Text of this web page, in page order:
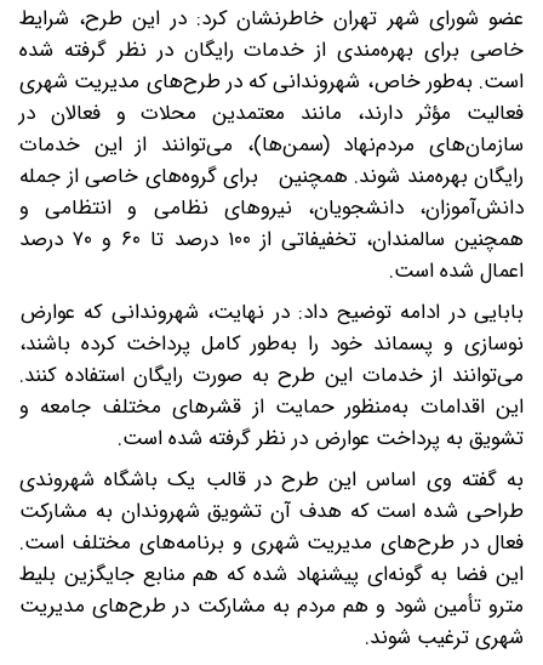
عضو شورای شهر تهران خاطرنشان کرد: در این طرح، شرایط
خاصی برای بهره‌مندی از خدمات رایگان در نظر گرفته شده
است. به‌طور خاص، شهروندانی که در طرح‌های مدیریت شهری
فعالیت مؤثر دارند، مانند معتمدین محلات و فعالان در
سازمان‌های مردم‌نهاد (سمن‌ها)، می‌توانند از این خدمات
رایگان بهره‌مند شوند. همچنین برای گروه‌های خاصی از جمله
دانش‌آموزان، دانشجویان، نیروهای نظامی و انتظامی و
همچنین سالمندان، تخفیفاتی از ۱۰۰ درصد تا ۶۰ و ۷۰ درصد
اعمال شده است.
بابایی در ادامه توضیح داد: در نهایت، شهروندانی که عوارض
نوسازی و پسماند خود را به‌طور کامل پرداخت کرده باشند،
می‌توانند از خدمات این طرح به صورت رایگان استفاده کنند.
این اقدامات به‌منظور حمایت از قشرهای مختلف جامعه و
تشویق به پرداخت عوارض در نظر گرفته شده است.
به گفته وی اساس این طرح در قالب یک باشگاه شهروندی
طراحی شده است که هدف آن تشویق شهروندان به مشارکت
فعال در طرح‌های مدیریت شهری و برنامه‌های مختلف است.
این فضا به گونه‌ای پیشنهاد شده که هم منابع جایگزین بلیط
مترو تأمین شود و هم مردم به مشارکت در طرح‌های مدیریت
شهری ترغیب شوند.